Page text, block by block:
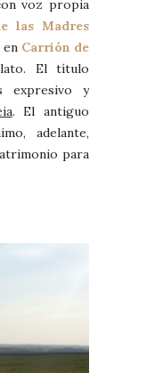
voz propia
las Madres
en Carrión de
El título
expresivo y
. El antiguo
adelante,
para